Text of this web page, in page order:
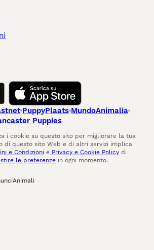
PuppyPlaats MundoAnimalia
Puppies
i cookie su questo sito per migliorare la tua
di questo sito Web e di altri servizi implica
e Condizioni e Privacy e Cookie Policy di
le preferenze in ogni momento.